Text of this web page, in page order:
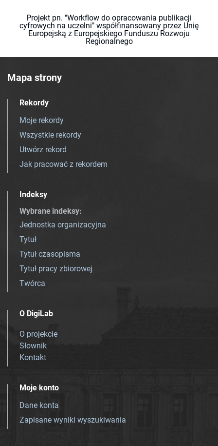
Projekt pn. "Workflow do opracowania publikacji
cyfrowych na uczelni" współfinansowany przez Unię
Europejską z Europejskiego Funduszu Rozwoju
Regionalnego
Mapa strony
Rekordy
Moje rekordy
Wszystkie rekordy
Utwórz rekord
Jak pracować z rekordem
Indeksy
Wybrane indeksy:
Jednostka organizacyjna
Tytuł
Tytuł czasopisma
Tytuł pracy zbiorowej
Twórca
O DigiLab
O projekcie
Słownik
Kontakt
Moje konto
Dane konta
Zapisane wyniki wyszukiwania